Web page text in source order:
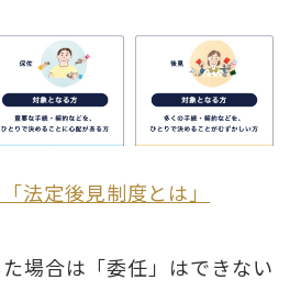
法定後見制度とは」
場合は「委任」はできない